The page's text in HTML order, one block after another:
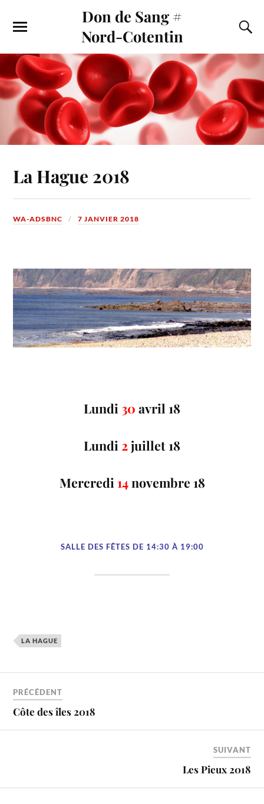
Don de Sang #
Nord-Cotentin
La Hague 2018
WA-ADSBNC 7 JANVIER 2018
Lundi 30 avril 18
Lundi 2juillet 18
Mercredi 14novembre 18
SALLE DES FÊTES DE 14:30 À 19:00
LA HAGUE
PRÉCÉDENT
Côte des îles 2018
SUIVANT
Les Pieux 2018